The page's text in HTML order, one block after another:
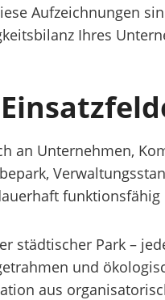
Aufzeichnungen
Ihres
an Unternehmen,
funktionsfähig
städtischer Park –
und
aus